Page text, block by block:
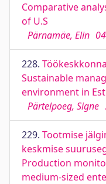
Comparative
of U.S
Pärnamäe, Elin
228.
Sustainable
environment in
Pärtelpoeg, Signe
229. Tootmise
keskmise
Production
medium-sized